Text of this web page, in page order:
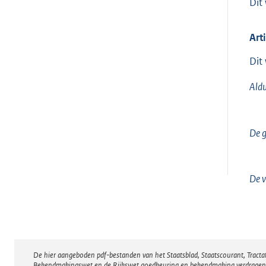
Dit
De
De
De hier aangeboden pdf-bestanden van het Staatsblad, Staatscourant,